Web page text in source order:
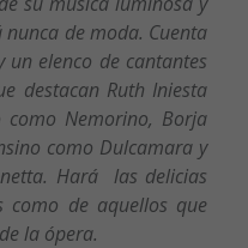
de moda. Cuenta
un elenco de cantantes
destacan Ruth Iniesta
Nemorino, Borja
como Dulcamara y
Hará las delicias
como de aquellos que
la ópera.